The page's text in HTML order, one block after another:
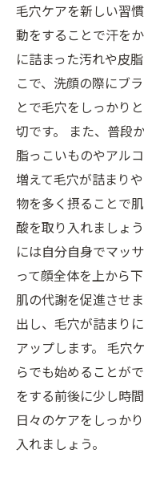
毛穴ケアを新しい習
動をすることで汗を
に詰まった汚れや皮
こで、洗顔の際にブ
とで毛穴をしっかり
切です。 また、普段
脂っこいものやアル
増えて毛穴が詰まり
物を多く摂ることで
酸を取り入れましょ
には自分自身でマッ
って顔全体を上から
肌の代謝を促進させ
出し、毛穴が詰まり
アップします。 毛穴
らでも始めることが
をする前後に少し時
日々のケアをしっか
入れましょう。